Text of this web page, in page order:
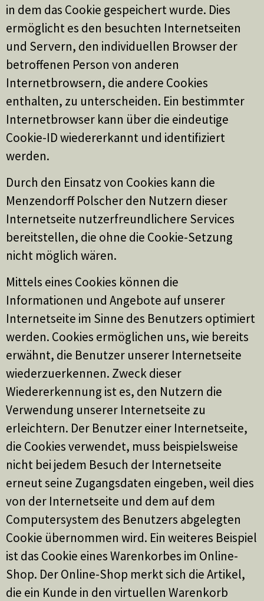
in dem das Cookie gespeichert wurde. Dies
ermöglicht es den besuchten Internetseiten
und Servern, den individuellen Browser der
betroffenen Person von anderen
Internetbrowsern, die andere Cookies
enthalten, zu unterscheiden. Ein bestimmter
Internetbrowser kann über die eindeutige
Cookie-ID wiedererkannt und identifiziert
werden.
Durch den Einsatz von Cookies kann die
Menzendorff Polscher den Nutzern dieser
Internetseite nutzerfreundlichere Services
bereitstellen, die ohne die Cookie-Setzung
nicht möglich wären.
Mittels eines Cookies können die
Informationen und Angebote auf unserer
Internetseite im Sinne des Benutzers optimiert
werden. Cookies ermöglichen uns, wie bereits
erwähnt, die Benutzer unserer Internetseite
wiederzuerkennen. Zweck dieser
Wiedererkennung ist es, den Nutzern die
Verwendung unserer Internetseite zu
erleichtern. Der Benutzer einer Internetseite,
die Cookies verwendet, muss beispielsweise
nicht bei jedem Besuch der Internetseite
erneut seine Zugangsdaten eingeben, weil dies
von der Internetseite und dem auf dem
Computersystem des Benutzers abgelegten
Cookie übernommen wird. Ein weiteres Beispiel
ist das Cookie eines Warenkorbes im Online-
Shop. Der Online-Shop merkt sich die Artikel,
die ein Kunde in den virtuellen Warenkorb